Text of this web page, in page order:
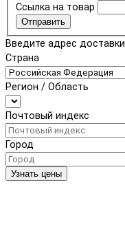
Ссылка на товар
Отправить
Введите адрес доставки
Страна
Регион / Область
Почтовый индекс
Город
Узнать цены